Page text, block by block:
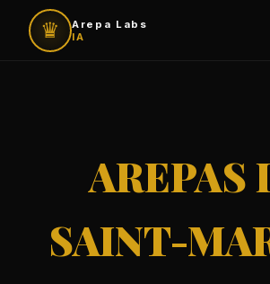
♛
Arepa Labs
IA
AREPAS
SAINT-